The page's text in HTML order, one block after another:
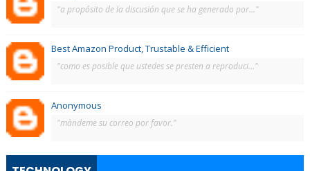
"a propósito de la discusión que se ha generado por..."
Best Amazon Product, Trustable & Efficient
"como es posible que ustedes se presten a reproduci..."
Anonymous
"màndeme su correo por favor."